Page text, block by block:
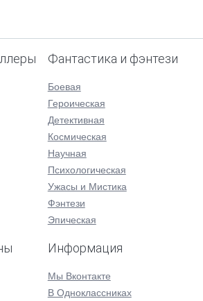
Фантастика и фэнтези
Боевая
Героическая
Детективная
Космическая
Научная
Психологическая
Ужасы и Мистика
Фэнтези
Эпическая
Информация
Мы Вконтакте
В Одноклассниках